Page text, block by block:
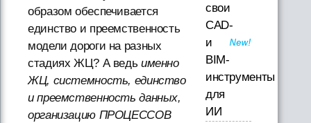
образом обеспечивается
единство и преемственность
модели дороги на разных
стадиях ЖЦ? А ведь именно
ЖЦ, системность, единство
и преемственность данных,
организацию ПРОЦЕССОВ
свои
CAD-
и
BIM-
инструменты
для
ИИ